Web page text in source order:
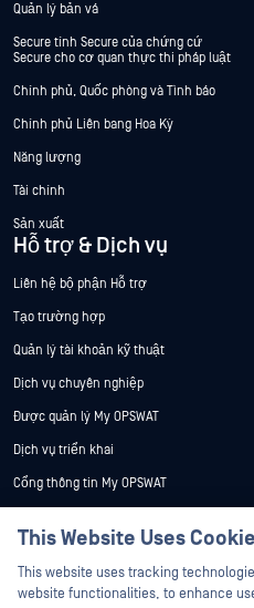
Quản lý bản vá
Secure tính Secure của chứng cứ
Secure cho cơ quan thực thi pháp luật
Chính phủ, Quốc phòng và Tình báo
Chính phủ Liên bang Hoa Kỳ
Năng lượng
Tài chính
Sản xuất
Hỗ trợ & Dịch vụ
Liên hệ bộ phận Hỗ trợ
Tạo trường hợp
Quản lý tài khoản kỹ thuật
Dịch vụ chuyên nghiệp
Được quản lý My OPSWAT
Dịch vụ triển khai
Cổng thông tin My OPSWAT
Đào tạo
Chương trình Xử lý Lỗ hổng Bảo mật
This Website Uses
This website uses tracking
website functionalities, to enhance
Hey
I'm Ozzy,